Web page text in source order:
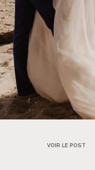
VOIR LE POST